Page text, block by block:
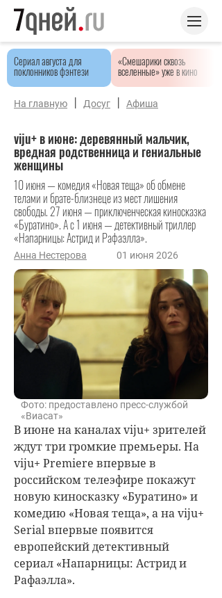
Сериал августа для
поклонников фэнтези
«Смешарики сквозь
вселенные» уже в кино
На главную | Досуг | Афиша
viju+ в июне: деревянный мальчик,
вредная родственница и гениальные
женщины
10 июня — комедия «Новая теща» об обмене
телами и брате-близнеце из мест лишения
свободы. 27 июня — приключенческая киносказка
«Буратино». А с 1 июня — детективный триллер
«Напарницы: Астрид и Рафаэлла».
Анна Нестерова 01 июня 2026
Фото: предоставлено пресс-службой
«Виасат»
В июне на каналах viju+ зрителей
ждут три громкие премьеры. На
viju+ Premiere впервые в
российском телеэфире покажут
новую киносказку «Буратино» и
комедию «Новая теща», а на viju+
Serial впервые появится
европейский детективный
сериал «Напарницы: Астрид и
Рафаэлла».